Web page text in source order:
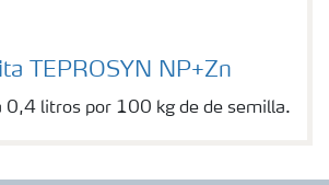
TEPROSYN NP+Zn
0,4 litros por 100 kg de de semilla.